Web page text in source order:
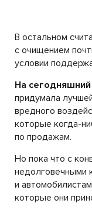
В остальном
с очищением
условии
На
придумала
вредного
которые когда-
по продажам.
Но пока что с
недолговечными
и
которые они